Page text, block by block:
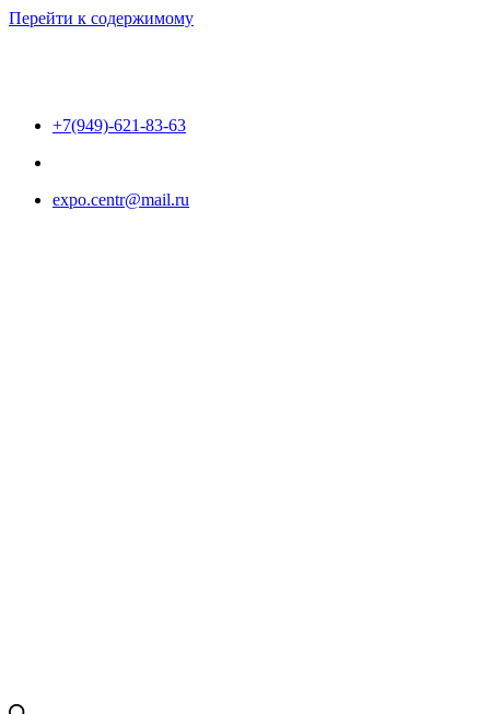
Перейти к содержимому
+7(949)-621-83-63
expo.centr@mail.ru